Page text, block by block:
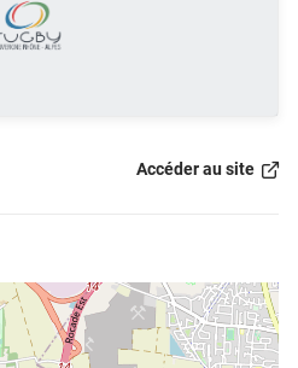
Accéder au site